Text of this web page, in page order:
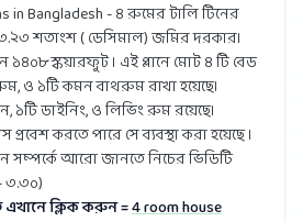
in Bangladesh - ৪ রুমের টালি টিনের
৩.২৩ শতাংশ ( ডেসিমাল) জমির দরকার।
স্কয়ারফুট । এই প্লানে মোট ৪ টি বেড
ও ১টি কমন বাথরুম রাখা হয়েছে।
১টি ডাইনিং, ও লিভিং রুম রয়েছে।
করতে পারে সে ব্যবস্থা করা হয়েছে ।
সম্পর্কে আরো জানতে নিচের ভিডিটি
৩.৩০)
এখানে ক্লিক করুন =4 room house